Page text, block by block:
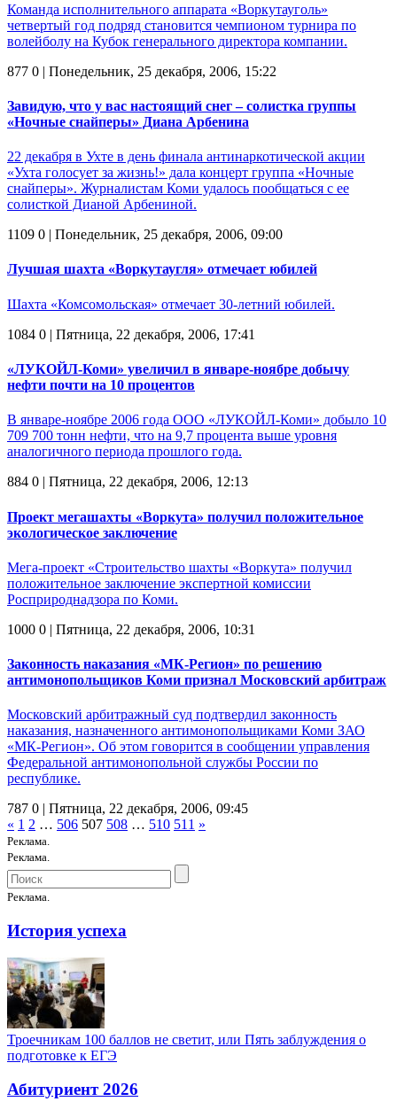
Команда исполнительного аппарата «Воркутауголь»
четвертый год подряд становится чемпионом турнира по
волейболу на Кубок генерального директора компании.
877 0 | Понедельник, 25 декабря, 2006, 15:22
Завидую, что у вас настоящий снег – солистка группы
«Ночные снайперы» Диана Арбенина
22 декабря в Ухте в день финала антинаркотической акции
«Ухта голосует за жизнь!» дала концерт группа «Ночные
снайперы». Журналистам Коми удалось пообщаться с ее
солисткой Дианой Арбениной.
1109 0 | Понедельник, 25 декабря, 2006, 09:00
Лучшая шахта «Воркутаугля» отмечает юбилей
Шахта «Комсомольская» отмечает 30-летний юбилей.
1084 0 | Пятница, 22 декабря, 2006, 17:41
«ЛУКОЙЛ-Коми» увеличил в январе-ноябре добычу
нефти почти на 10 процентов
В январе-ноябре 2006 года ООО «ЛУКОЙЛ-Коми» добыло 10
709 700 тонн нефти, что на 9,7 процента выше уровня
аналогичного периода прошлого года.
884 0 | Пятница, 22 декабря, 2006, 12:13
Проект мегашахты «Воркута» получил положительное
экологическое заключение
Мега-проект «Строительство шахты «Воркута» получил
положительное заключение экспертной комиссии
Росприроднадзора по Коми.
1000 0 | Пятница, 22 декабря, 2006, 10:31
Законность наказания «МК-Регион» по решению
антимонопольщиков Коми признал Московский арбитраж
Московский арбитражный суд подтвердил законность
наказания, назначенного антимонопольщиками Коми ЗАО
«МК-Регион». Об этом говорится в сообщении управления
Федеральной антимонопольной службы России по
республике.
787 0 | Пятница, 22 декабря, 2006, 09:45
« 1 2 … 506 507 508 … 510 511 »
Реклама.
Реклама.
Реклама.
История успеха
Троечникам 100 баллов не светит, или Пять заблуждения о
подготовке к ЕГЭ
Абитуриент 2026